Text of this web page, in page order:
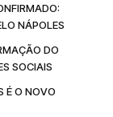
NÁPOLES
DO
SOCIAIS
É O NOVO